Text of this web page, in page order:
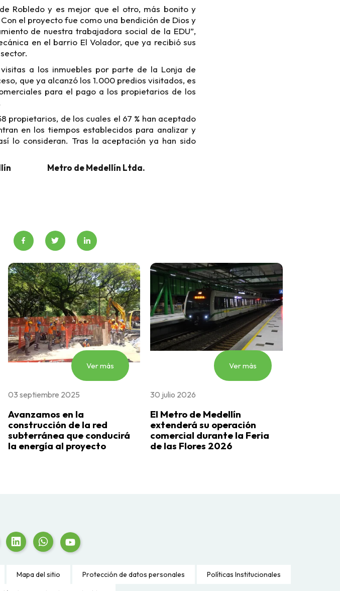
Robledo y es mejor que el otro, más bonito y
el proyecto fue como una bendición de Dios y
de nuestra trabajadora social de la EDU”,
en el barrio El Volador, que ya recibió sus
a los inmuebles por parte de la Lonja de
que ya alcanzó los 1.000 predios visitados, es
para el pago a los propietarios de los
propietarios, de los cuales el 67 % han aceptado
en los tiempos establecidos para analizar y
lo consideran. Tras la aceptación ya han sido
ín Metro de Medellín Ltda.
Ver más
03 septiembre 2025
Avanzamos en la
construcción de la red
subterránea que conducirá
la energía al proyecto
Ver más
30 julio 2026
El Metro de Medellín
extenderá su operación
comercial durante la Feria
de las Flores 2026
Mapa del sitio Protección de datos personales Políticas Institucionales